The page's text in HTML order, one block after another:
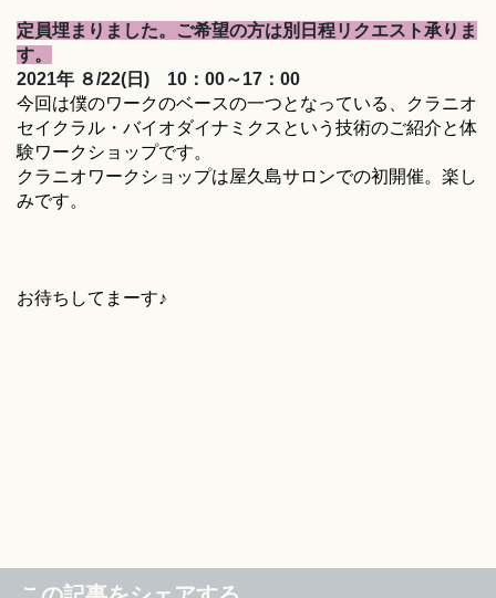
定員埋まりました。ご希望の方は別日程リクエスト承りま
す。
2021年 ８/22(日) 10：00～17：00
今回は僕のワークのベースの一つとなっている、クラニオ
セイクラル・バイオダイナミクスという技術のご紹介と体
験ワークショップです。
クラニオワークショップは屋久島サロンでの初開催。楽し
みです。
お待ちしてまーす♪